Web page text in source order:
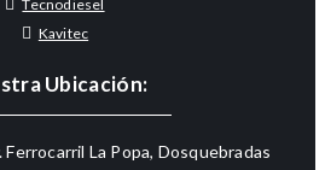
Tecnodiesel
Kavitec
Ubicación:
La Popa, Dosquebradas